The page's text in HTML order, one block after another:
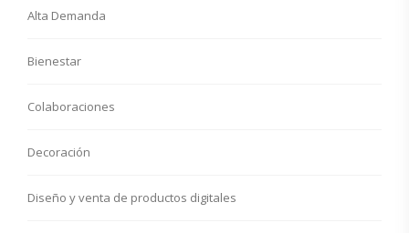
Alta Demanda
Bienestar
Colaboraciones
Decoración
Diseño y venta de productos digitales